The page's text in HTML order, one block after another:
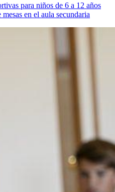
para niños de 6 a 12 años
en el aula secundaria